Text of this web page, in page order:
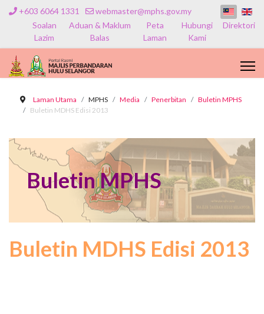
+603 6064 1331
webmaster@mphs.gov.my
Soalan
Lazim
Aduan & Maklum
Balas
Peta
Laman
Hubungi
Kami
Direktori
Laman Utama MPHS Media Penerbitan
Buletin MPHS
Buletin MDHS Edisi 2013
Buletin MPHS
Buletin MDHS Edisi 2013